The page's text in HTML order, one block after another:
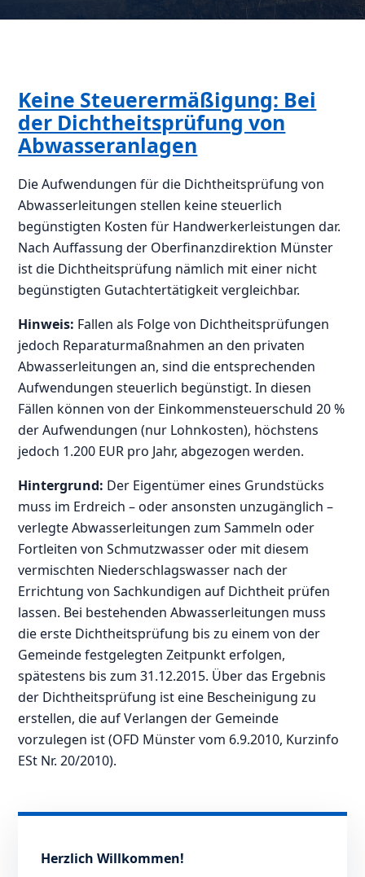
Keine Steuerermäßigung: Bei
der Dichtheitsprüfung von
Abwasseranlagen
Die Aufwendungen für die Dichtheitsprüfung von
Abwasserleitungen stellen keine steuerlich
begünstigten Kosten für Handwerkerleistungen dar.
Nach Auffassung der Oberfinanzdirektion Münster
ist die Dichtheitsprüfung nämlich mit einer nicht
begünstigten Gutachtertätigkeit vergleichbar.
Hinweis: Fallen als Folge von Dichtheitsprüfungen
jedoch Reparaturmaßnahmen an den privaten
Abwasserleitungen an, sind die entsprechenden
Aufwendungen steuerlich begünstigt. In diesen
Fällen können von der Einkommensteuerschuld 20 %
der Aufwendungen (nur Lohnkosten), höchstens
jedoch 1.200 EUR pro Jahr, abgezogen werden.
Hintergrund: Der Eigentümer eines Grundstücks
muss im Erdreich – oder ansonsten unzugänglich –
verlegte Abwasserleitungen zum Sammeln oder
Fortleiten von Schmutzwasser oder mit diesem
vermischten Niederschlagswasser nach der
Errichtung von Sachkundigen auf Dichtheit prüfen
lassen. Bei bestehenden Abwasserleitungen muss
die erste Dichtheitsprüfung bis zu einem von der
Gemeinde festgelegten Zeitpunkt erfolgen,
spätestens bis zum 31.12.2015. Über das Ergebnis
der Dichtheitsprüfung ist eine Bescheinigung zu
erstellen, die auf Verlangen der Gemeinde
vorzulegen ist (OFD Münster vom 6.9.2010, Kurzinfo
ESt Nr. 20/2010).
Herzlich Willkommen!